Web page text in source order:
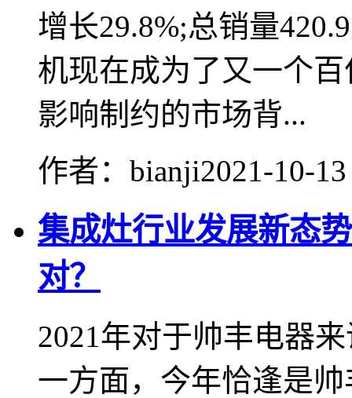
增长29.8%;总销量
机现在成为了又一个
影响制约的市场背...
作者：bianji2021-10-
集成灶行业发展新态
对？
2021年对于帅丰电器
一方面，今年恰逢是